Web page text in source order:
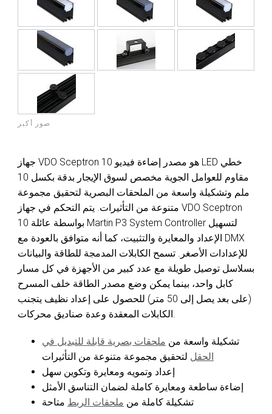
صور أكبر
جهاز VDO Sceptron 10 هو مصدر إضاءة فيديو LED خطي
مقاوم للعوامل الجوية مخصص لسوق الإيجار بدقة بكسل 10
ملم وتشكيلة واسعة من الملحقات البصرية لتحقيق مجموعة
متنوعة من التأثيرات. يتم التحكم في جهاز VDO Sceptron
10 بواسطة عائلة Martin P3 System Controller لتسهيل
الإعداد والمعايرة والتثبيت، كما أنه متوافق بالعودة مع DMX
للإعدادات الأصغر. تسمح الكابلات المدمجة للطاقة والبيانات
بسلاسل توصيل طويلة مع عدد كبير من الأجهزة في كل مسار
كابل واحد، بينما يمكن وضع مصدر الطاقة خلف المسرح
(على بعد يصل إلى 50 متر) للحصول على إعداد نظيف يتجنب
الكابلات المعقدة وعدة صناديق محركات.
تشكيلة واسعة من ملحقات بصرية قابلة للتبديل في
الحقل لتحقيق مجموعة متنوعة من التأثيرات
إعداد وتمويه ومعايرة وتكوين سهل
إضاءة ساطعة ومعايرة كاملة لضمان التناسق الأمثل
تشكيلة كاملة من ملحقات الربط متاحة